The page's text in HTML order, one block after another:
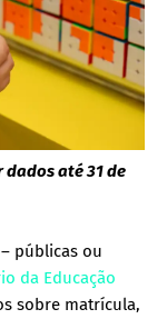
dados até 31 de
públicas ou
da Educação
sobre matrícula,